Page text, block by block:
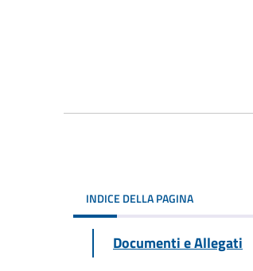
INDICE DELLA PAGINA
Documenti e Allegati